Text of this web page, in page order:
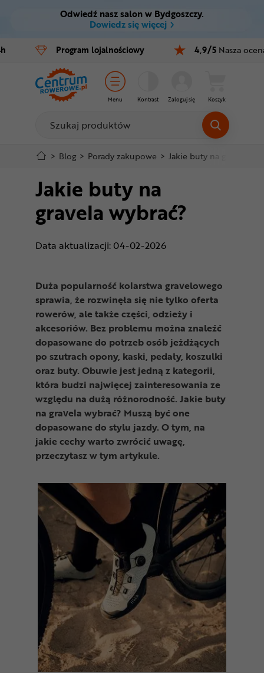
Ctrl M
Menu główne
Stopka
Mapa strony
Odwiedź nasz salon w Bydgoszczy.
Dowiedz się więcej
Program lojalnościowy 4,9/5 Nasza
Menu Kontrast Zaloguj się Koszyk
Rowery
E-bike
Części
Akcesoria
Odzież
Kaski
Buty
Warsztat
Nowości
Superoferta
> Blog > Porady zakupowe > Jakie buty na gravela
Jakie buty na
gravela wybrać?
Data aktualizacji: 04-02-2026
Duża popularność kolarstwa gravelowego
sprawia, że rozwinęła się nie tylko oferta
rowerów, ale także części, odzieży i
akcesoriów. Bez problemu można znaleźć
dopasowane do potrzeb osób jeżdżących
po szutrach opony, kaski, pedały, koszulki
oraz buty. Obuwie jest jedną z kategorii,
która budzi najwięcej zainteresowania ze
względu na dużą różnorodność. Jakie buty
na gravela wybrać? Muszą być one
dopasowane do stylu jazdy. O tym, na
jakie cechy warto zwrócić uwagę,
przeczytasz w tym artykule.